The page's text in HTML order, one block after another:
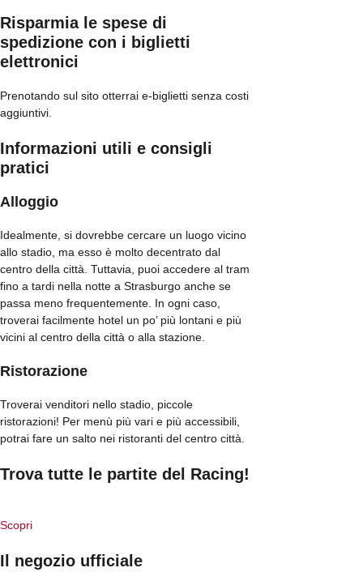
Risparmia le spese di
spedizione con i biglietti
elettronici
Prenotando sul sito otterrai e-biglietti senza costi
aggiuntivi.
Informazioni utili e consigli
pratici
Alloggio
Idealmente, si dovrebbe cercare un luogo vicino
allo stadio, ma esso è molto decentrato dal
centro della città. Tuttavia, puoi accedere al tram
fino a tardi nella notte a Strasburgo anche se
passa meno frequentemente. In ogni caso,
troverai facilmente hotel un po’ più lontani e più
vicini al centro della città o alla stazione.
Ristorazione
Troverai venditori nello stadio, piccole
ristorazioni! Per menù più vari e più accessibili,
potrai fare un salto nei ristoranti del centro città.
Trova tutte le partite del Racing!
Scopri
Il negozio ufficiale